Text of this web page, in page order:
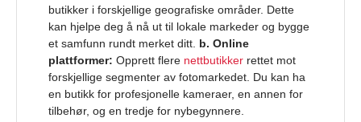
butikker i forskjellige geografiske områder. Dette
kan hjelpe deg å nå ut til lokale markeder og bygge
et samfunn rundt merket ditt. b. Online
plattformer: Opprett flere nettbutikker rettet mot
forskjellige segmenter av fotomarkedet. Du kan ha
en butikk for profesjonelle kameraer, en annen for
tilbehør, og en tredje for nybegynnere.